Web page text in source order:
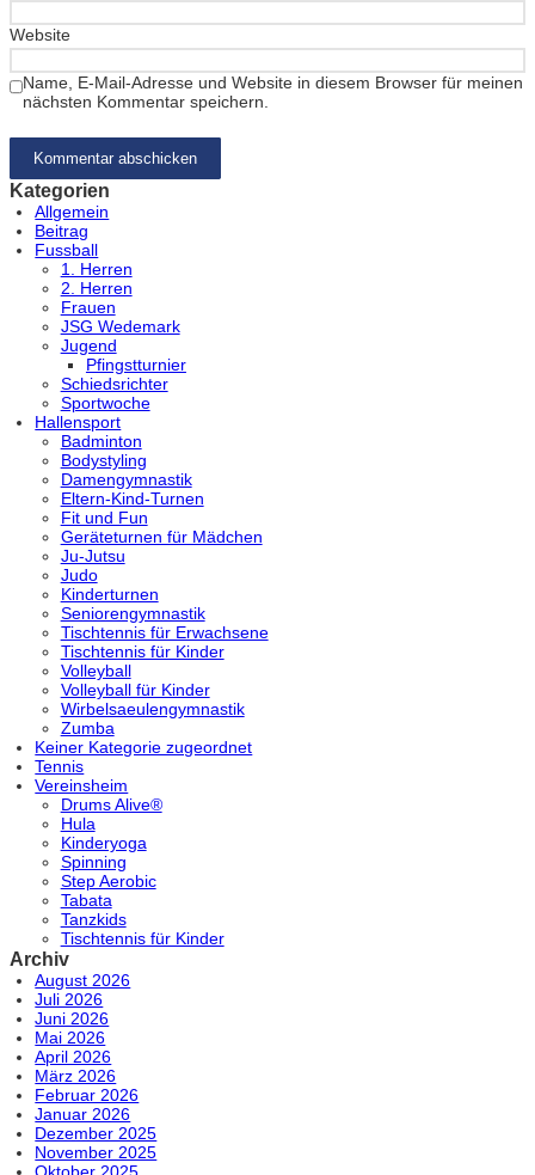
Website
Name, E-Mail-Adresse und Website in diesem Browser für meinen
nächsten Kommentar speichern.
Kategorien
Allgemein
Beitrag
Fussball
1. Herren
2. Herren
Frauen
JSG Wedemark
Jugend
Pfingstturnier
Schiedsrichter
Sportwoche
Hallensport
Badminton
Bodystyling
Damengymnastik
Eltern-Kind-Turnen
Fit und Fun
Geräteturnen für Mädchen
Ju-Jutsu
Judo
Kinderturnen
Seniorengymnastik
Tischtennis für Erwachsene
Tischtennis für Kinder
Volleyball
Volleyball für Kinder
Wirbelsaeulengymnastik
Zumba
Keiner Kategorie zugeordnet
Tennis
Vereinsheim
Drums Alive®
Hula
Kinderyoga
Spinning
Step Aerobic
Tabata
Tanzkids
Tischtennis für Kinder
Archiv
August 2026
Juli 2026
Juni 2026
Mai 2026
April 2026
März 2026
Februar 2026
Januar 2026
Dezember 2025
November 2025
Oktober 2025